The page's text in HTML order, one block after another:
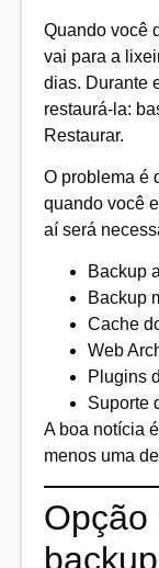
Quando você
vai para a
dias. Durante
restaurá-la:
Restaurar.
O problema é
quando você
aí será
Backup
Backup
Cache
Web
Plugins
Suporte
A boa notícia
menos uma
Opção